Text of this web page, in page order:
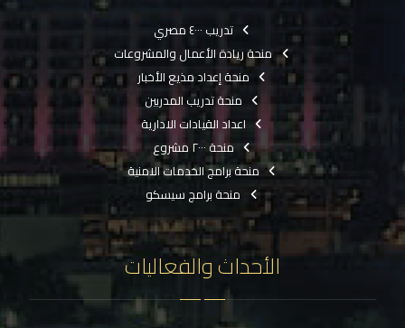
تدريب ٤٠٠٠ مصري
منحة ريادة الأعمال والمشروعات
منحة إعداد مذيع الأخبار
منحة تدريب المدربين
اعداد القيادات الادارية
منحة ٢٠٠٠ مشروع
منحة برامج الخدمات الامنية
منحة برامج سيسكو
الأحداث والفعاليات